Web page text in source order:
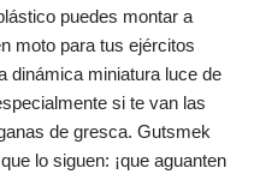
puedes montar a
moto para tus ejércitos
dinámica miniatura luce de
si te van las
de gresca. Gutsmek
lo siguen: ¡que aguanten